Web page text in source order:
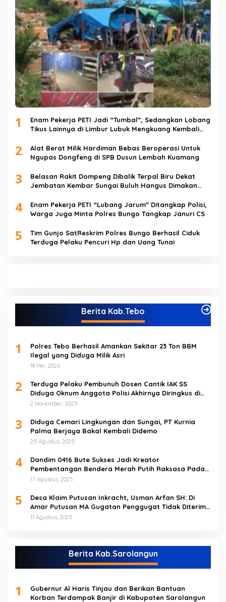
1
Enam Pekerja PETI Jadi “Tumbal”, Sedangkan Lobang
Tikus Lainnya di Limbur Lubuk Mengkuang Kembali
2
Alat Berat Milik Hardiman Bebas Beroperasi Untuk
Ngupas Dongfeng di SPB Dusun Lembah Kuamang
3
Belasan Rakit Dompeng Dibalik Terpal Biru Dekat
Jembatan Kembar Sungai Buluh Hangus Dimakan
4
Enam Pekerja PETI “Lubang Jarum” Ditangkap Polisi,
Warga Juga Minta Polres Bungo Tangkap Januri CS
5
Tim Gunjo SatReskrim Polres Bungo Berhasil Ciduk
Terduga Pelaku Pencuri Hp dan Uang Tunai
Berita Kab.Tebo
1
Polres Tebo Berhasil Amankan Sekitar 23 Ton BBM
Ilegal yang Diduga Milik Asri
18 Mei, 2026
2
Terduga Pelaku Pembunuh Dosen Cantik IAK SS
Diduga Oknum Anggota Polisi Akhirnya Diringkus di
Tebo Tengah
2 November, 2025
3
Diduga Cemari Lingkungan dan Sungai, PT Kurnia
Palma Berjaya Bakal Kembali Didemo
25 Agustus, 2025
4
Dandim 0416 Bute Sukses Jadi Kreator
Pembentangan Bendera Merah Putih Raksasa Pada
Peringatan HUT RI ke 80 di Tebo
17 Agustus, 2025
5
Desa Klaim Putusan Inkracht, Usman Arfan SH: Di
Amar Putusan MA Gugatan Penggugat Tidak Diterima
(NO)
11 Agustus, 2025
Berita Kab.Sarolangun
1
Gubernur Al Haris Tinjau dan Berikan Bantuan
Korban Terdampak Banjir di Kabupaten Sarolangun